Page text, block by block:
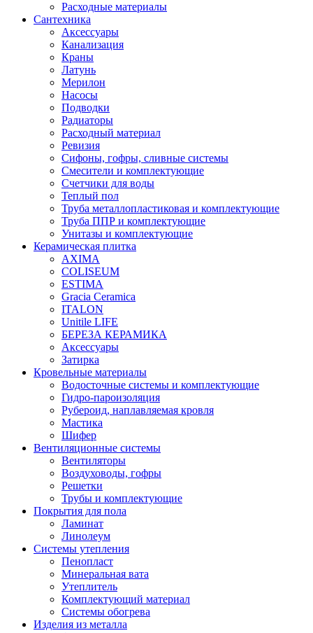
Расходные материалы
Сантехника
Аксессуары
Канализация
Краны
Латунь
Мерилон
Насосы
Подводки
Радиаторы
Расходный материал
Ревизия
Сифоны, гофры, сливные системы
Смесители и комплектующие
Счетчики для воды
Теплый пол
Труба металлопластиковая и комплектующие
Труба ППР и комплектующие
Унитазы и комплектующие
Керамическая плитка
AXIMA
COLISEUM
ESTIMA
Gracia Ceramica
ITALON
Unitile LIFE
БЕРЕЗА КЕРАМИКА
Аксессуары
Затирка
Кровельные материалы
Водосточные системы и комплектующие
Гидро-пароизоляция
Рубероид, наплавляемая кровля
Мастика
Шифер
Вентиляционные системы
Вентиляторы
Воздуховоды, гофры
Решетки
Трубы и комплектующие
Покрытия для пола
Ламинат
Линолеум
Системы утепления
Пенопласт
Минеральная вата
Утеплитель
Комплектующий материал
Системы обогрева
Изделия из металла